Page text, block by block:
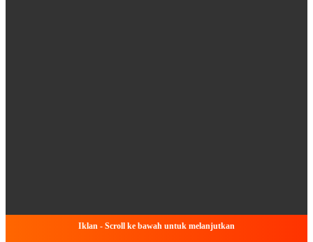
Iklan - Scroll ke bawah untuk melanjutkan